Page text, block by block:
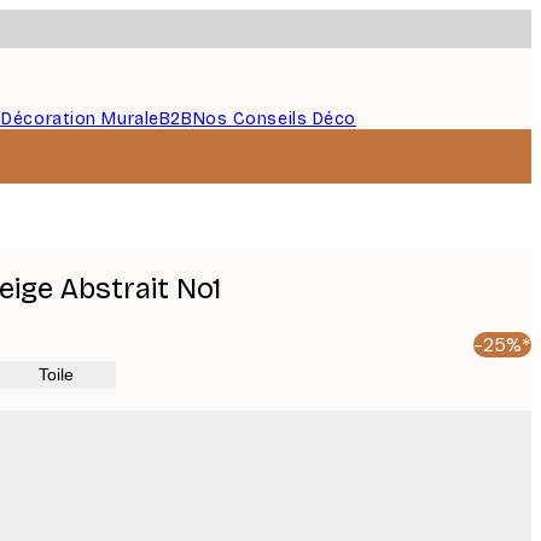
Décoration MuraleB2BNos Conseils Déco
Abstrait No1
-25%*
Toile